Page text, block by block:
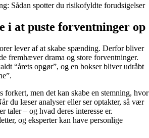
Sådan spotter du risikofyldte forudsigelser
i at puste forventninger op
lever af at skabe spænding. Derfor bliver
fremhæver drama og store forventninger.
“årets opgør”, og en bokser bliver udråbt
forkert, men det kan skabe en stemning, hvor
du læser analyser eller ser optakter, så vær
taler – og hvad deres interesse er.
og eksperter kan have personlige